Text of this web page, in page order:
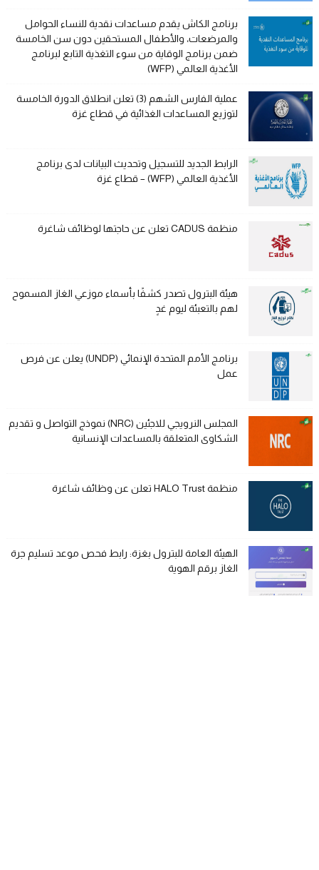
برنامج الكاش يقدم مساعدات نقدية للنساء الحوامل
والمرضعات، والأطفال المستحقين دون سن الخامسة
ضمن برنامج الوقاية من سوء التغذية التابع لبرنامج
الأغذية العالمي (WFP)
عملية الفارس الشهم (3) تعلن انطلاق الدورة الخامسة
لتوزيع المساعدات الغذائية في قطاع غزة
الرابط الجديد للتسجيل وتحديث البيانات لدى برنامج
الأغذية العالمي (WFP) – قطاع غزة
منظمة CADUS تعلن عن حاجتها لوظائف شاغرة
هيئة البترول تصدر كشفًا بأسماء موزعي الغاز المسموح
لهم بالتعبئة ليوم غدٍ
برنامج الأمم المتحدة الإنمائي (UNDP) يعلن عن فرص
عمل
المجلس النرويجي للاجئين (NRC) نموذج التواصل و تقديم
الشكاوى المتعلقة بالمساعدات الإنسانية
منظمة HALO Trust تعلن عن وظائف شاغرة
الهيئة العامة للبترول بغزة: رابط فحص موعد تسليم جرة
الغاز برقم الهوية